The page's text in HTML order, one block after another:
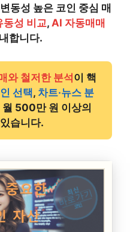
동성 높은 코인 중심 매
동성 비교, AI 자동매매
합니다.
와 철저한 분석이 핵
선택, 차트·뉴스 분
월 500만 원 이상의
습니다.
최신
바로가기
코인